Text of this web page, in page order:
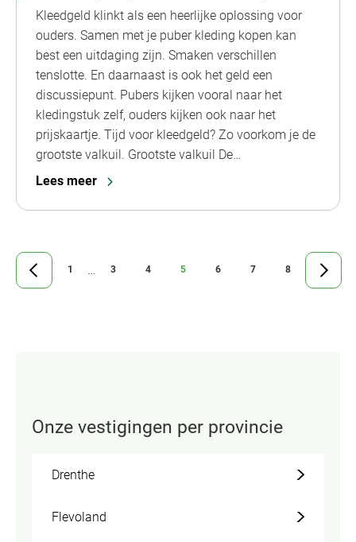
Kleedgeld klinkt als een heerlijke oplossing voor
ouders. Samen met je puber kleding kopen kan
best een uitdaging zijn. Smaken verschillen
tenslotte. En daarnaast is ook het geld een
discussiepunt. Pubers kijken vooral naar het
kledingstuk zelf, ouders kijken ook naar het
prijskaartje. Tijd voor kleedgeld? Zo voorkom je de
grootste valkuil. Grootste valkuil De…
Lees meer
Ga
naar
Ga
1
Tussenliggende
…
Ga
3
Ga
4
Ga
5
Ga
6
Ga
7
Ga
8
Ga
naar
Onze vestigingen per provincie
Drenthe
Flevoland